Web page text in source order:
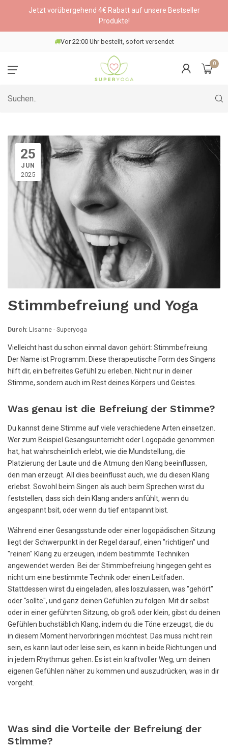
Jetzt vorübergehend 4€ Rabatt auf unsere Bestseller
Produkte!
Wähle einen DHL-Paketshop
0
25
JUN
2025
Stimmbefreiung und Yoga
Durch: Lisanne - Superyoga
Vielleicht hast du schon einmal davon gehört: Stimmbefreiung.
Der Name ist Programm: Diese therapeutische Form des Singens
hilft dir, ein befreites Gefühl zu erleben. Nicht nur in deiner
Stimme, sondern auch im Rest deines Körpers und Geistes.
Was genau ist die Befreiung der Stimme?
Du kannst deine Stimme auf viele verschiedene Arten einsetzen.
Wer zum Beispiel Gesangsunterricht oder Logopädie genommen
hat, hat wahrscheinlich erlebt, wie die Mundstellung, die
Platzierung der Laute und die Atmung den Klang beeinflussen,
den man erzeugt. All dies beeinflusst auch, wie du diesen Klang
erlebst. Sowohl beim Singen als auch beim Sprechen wirst du
feststellen, dass sich dein Klang anders anfühlt, wenn du
angespannt bsit, oder wenn du tief entspannt bist.
Während einer Gesangsstunde oder einer logopädischen Sitzung
liegt der Schwerpunkt in der Regel darauf, einen "richtigen" und
"reinen" Klang zu erzeugen, indem bestimmte Techniken
angewendet werden. Bei der Stimmbefreiung hingegen geht es
nicht um eine bestimmte Technik oder einen Leitfaden.
Stattdessen wirst du eingeladen, alles loszulassen, was "gehört"
oder "sollte", und ganz deinen Gefühlen zu folgen. Mit dir selbst
oder in einer geführten Sitzung, ob groß oder klein, gibst du deinen
Gefühlen buchstäblich Klang, indem du die Töne erzeugst, die du
in diesem Moment hervorbringen möchtest. Das muss nicht rein
sein, es kann laut oder leise sein, es kann in beide Richtungen und
in jedem Rhythmus gehen. Es ist ein kraftvoller Weg, um deinen
eigenen Gefühlen näher zu kommen und auszudrücken, was in dir
vorgeht.
Was sind die Vorteile der Befreiung der
Stimme?